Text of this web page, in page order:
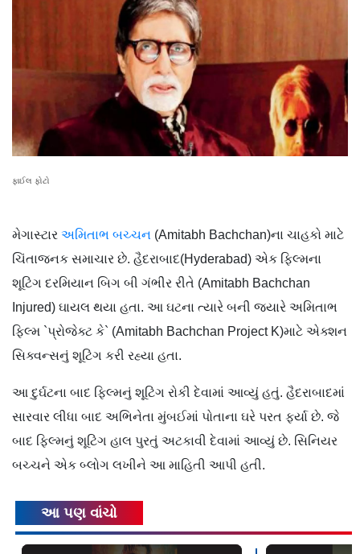
ફાઈલ ફોટો
મેગાસ્ટાર અમિતાભ બચ્ચન (Amitabh Bachchan)ના ચાહકો માટે
ચિંતાજનક સમાચાર છે. હૈદરાબાદ(Hyderabad) એક ફિલ્મના
શૂટિંગ દરમિયાન બિગ બી ગંભીર રીતે (Amitabh Bachchan
Injured) ઘાયલ થયા હતા. આ ઘટના ત્યારે બની જ્યારે અમિતાભ
ફિલ્મ `પ્રોજેક્ટ કે` (Amitabh Bachchan Project K)માટે એક્શન
સિક્વન્સનું શૂટિંગ કરી રહ્યા હતા.
આ દુર્ઘટના બાદ ફિલ્મનું શૂટિંગ રોકી દેવામાં આવ્યું હતું. હૈદરાબાદમાં
સારવાર લીધા બાદ અભિનેતા મુંબઈમાં પોતાના ઘરે પરત ફર્યા છે. જે
બાદ ફિલ્મનું શૂટિંગ હાલ પુરતું અટકાવી દેવામાં આવ્યું છે. સિનિયર
બચ્ચને એક બ્લોગ લખીને આ માહિતી આપી હતી.
આ પણ વાંચો